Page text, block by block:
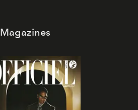
Magazines